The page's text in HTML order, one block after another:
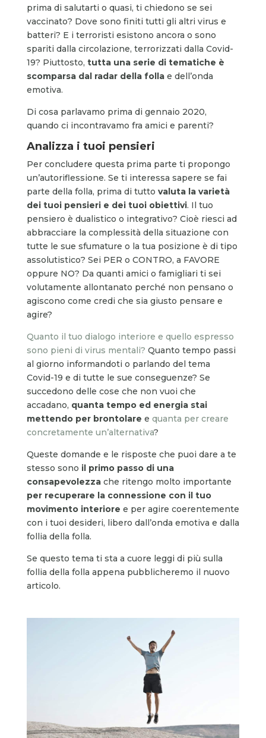
prima di salutarti o quasi, ti chiedono se sei
vaccinato? Dove sono finiti tutti gli altri virus e
batteri? E i terroristi esistono ancora o sono
spariti dalla circolazione, terrorizzati dalla Covid-
19? Piuttosto, tutta una serie di tematiche è
scomparsa dal radar della follae dell’onda
emotiva.
Di cosa parlavamo prima di gennaio 2020,
quando ci incontravamo fra amici e parenti?
Analizza i tuoi pensieri
Per concludere questa prima parte ti propongo
un’autoriflessione. Se ti interessa sapere se fai
parte della folla, prima di tutto valuta la varietà
dei tuoi pensieri e dei tuoi obiettivi. Il tuo
pensiero è dualistico o integrativo? Cioè riesci ad
abbracciare la complessità della situazione con
tutte le sue sfumature o la tua posizione è di tipo
assolutistico? Sei PER o CONTRO, a FAVORE
oppure NO? Da quanti amici o famigliari ti sei
volutamente allontanato perché non pensano o
agiscono come credi che sia giusto pensare e
agire?
Quanto il tuo dialogo interiore e quello espresso
sono pieni di virus mentali? Quanto tempo passi
al giorno informandoti o parlando del tema
Covid-19 e di tutte le sue conseguenze? Se
succedono delle cose che non vuoi che
accadano, quanta tempo ed energia stai
mettendo per brontolare e quanta per creare
concretamente un’alternativa?
Queste domande e le risposte che puoi dare a te
stesso sono il primo passo di una
consapevolezzache ritengo molto importante
per recuperare la connessione con il tuo
movimento interiore e per agire coerentemente
con i tuoi desideri, libero dall’onda emotiva e dalla
follia della folla.
Se questo tema ti sta a cuore leggi di più sulla
follia della folla appena pubblicheremo il nuovo
articolo.